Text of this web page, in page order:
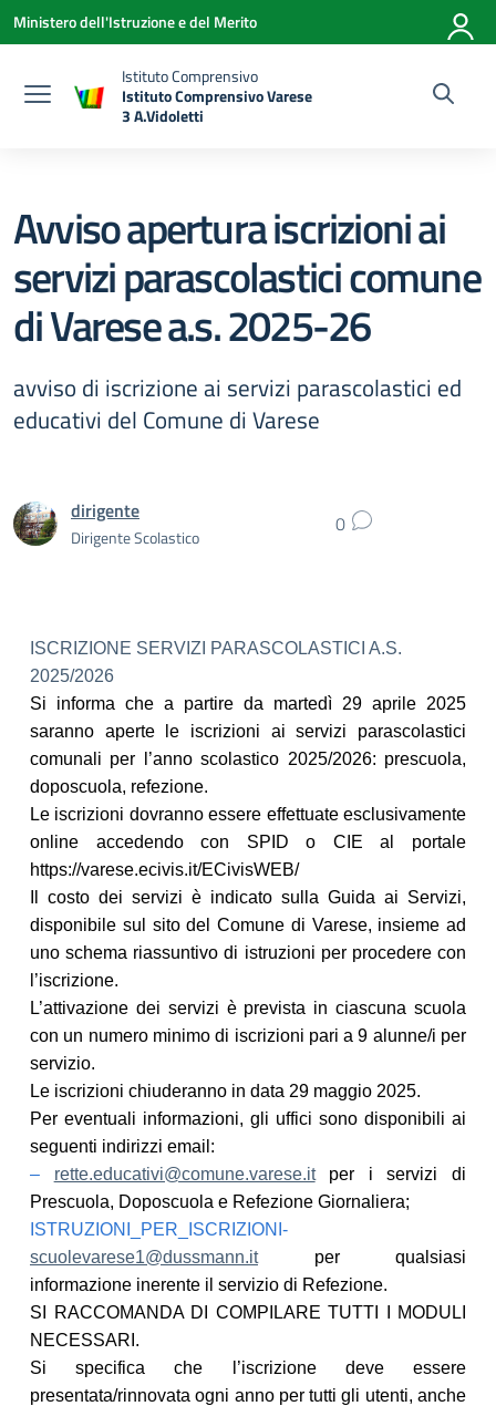
Vai ai contenuti
Vai al menu di navigazione
Vai al footer
Ministero dell'Istruzione e del Merito
Istituto Comprensivo
Istituto Comprensivo Varese
3 A.Vidoletti
Avviso apertura iscrizioni ai
servizi parascolastici comune
di Varese a.s. 2025-26
avviso di iscrizione ai servizi parascolastici ed
educativi del Comune di Varese
dirigente
Dirigente Scolastico 0
ISCRIZIONE SERVIZI PARASCOLASTICI A.S.
2025/2026
Si informa che a partire da martedì 29 aprile 2025
saranno aperte le iscrizioni ai servizi parascolastici
comunali per l’anno scolastico 2025/2026: prescuola,
doposcuola, refezione.
Le iscrizioni dovranno essere effettuate esclusivamente
online accedendo con SPID o CIEal portale
https://varese.ecivis.it/ECivisWEB/
Il costo dei servizi è indicato sulla Guida ai Servizi,
disponibile sul sito del Comune di Varese, insieme ad
uno schema riassuntivo di istruzioni per procedere con
l’iscrizione.
L’attivazione dei servizi è prevista in ciascuna scuola
con un numero minimo di iscrizioni pari a 9 alunne/i per
servizio.
Le iscrizioni chiuderanno in data 29 maggio 2025.
Per eventuali informazioni, gli uffici sono disponibili ai
seguenti indirizzi email:
– rette.educativi@comune.varese.it
per i servizi di
Prescuola, Doposcuola e Refezione Giornaliera;
ISTRUZIONI_PER_ISCRIZIONI-
scuolevarese1@dussmann.itper qualsiasi
informazione inerente il servizio di Refezione.
SI RACCOMANDA DI COMPILARE TUTTI I MODULI
NECESSARI.
Si specifica che l’iscrizione deve essere
presentata/rinnovata ogni anno per tutti gli utenti, anche